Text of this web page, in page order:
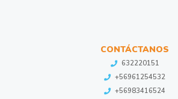
CONTÁCTANOS
632220151
+56961254532
+56983416524